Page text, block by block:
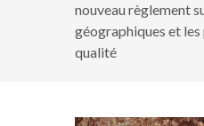
nouveau règlement
géographiques et
qualité